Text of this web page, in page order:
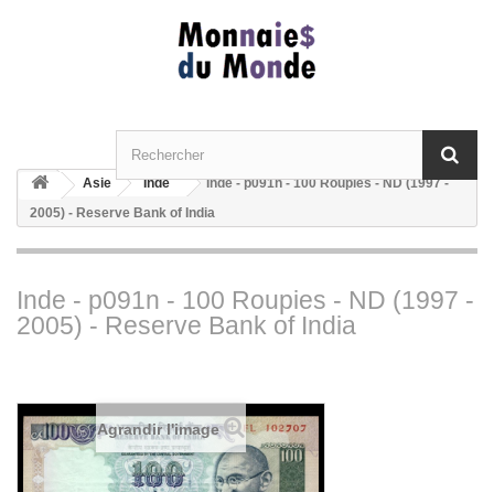
Asie Inde
Inde - p091n - 100 Roupies - ND (1997 -
2005) - Reserve Bank of India
Inde - p091n - 100 Roupies - ND (1997 -
2005) - Reserve Bank of India
Agrandir l'image